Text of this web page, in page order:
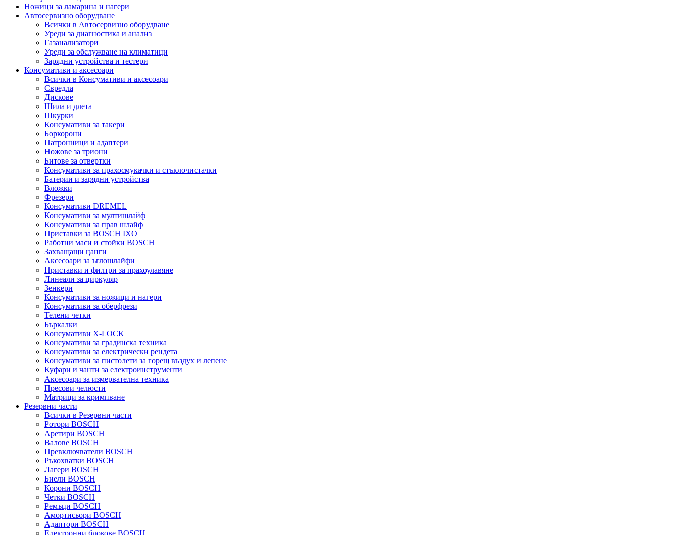
Ножици за ламарина и нагери
Автосервизно оборудване
Всички в Автосервизно оборудване
Уреди за диагностика и анализ
Газанализатори
Уреди за обслужване на климатици
Зарядни устройства и тестери
Консумативи и аксесоари
Всички в Консумативи и аксесоари
Свредла
Дискове
Шила и длета
Шкурки
Консумативи за такери
Боркорони
Патронници и адаптери
Ножове за триони
Битове за отвертки
Консумативи за прахосмукачки и стъклочистачки
Батерии и зарядни устройства
Вложки
Фрезери
Консумативи DREMEL
Консумативи за мултишлайф
Консумативи за прав шлайф
Приставки за BOSCH IXO
Работни маси и стойки BOSCH
Захващащи цанги
Аксесоари за ъглошлайфи
Приставки и филтри за прахоулавяне
Линеали за циркуляр
Зенкери
Консумативи за ножици и нагери
Консумативи за оберфрези
Телени четки
Бъркалки
Консумативи X-LOCK
Консумативи за градинска техника
Консумативи за електрически рендета
Консумативи за пистолети за горещ въздух и лепене
Куфари и чанти за електроинструменти
Аксесоари за измервателна техника
Пресови челюсти
Матрици за кримпване
Резервни части
Всички в Резервни части
Ротори BOSCH
Аретири BOSCH
Валове BOSCH
Превключватели BOSCH
Ръкохватки BOSCH
Лагери BOSCH
Биели BOSCH
Корони BOSCH
Четки BOSCH
Ремъци BOSCH
Амортисьори BOSCH
Адаптори BOSCH
Електронни блокове BOSCH